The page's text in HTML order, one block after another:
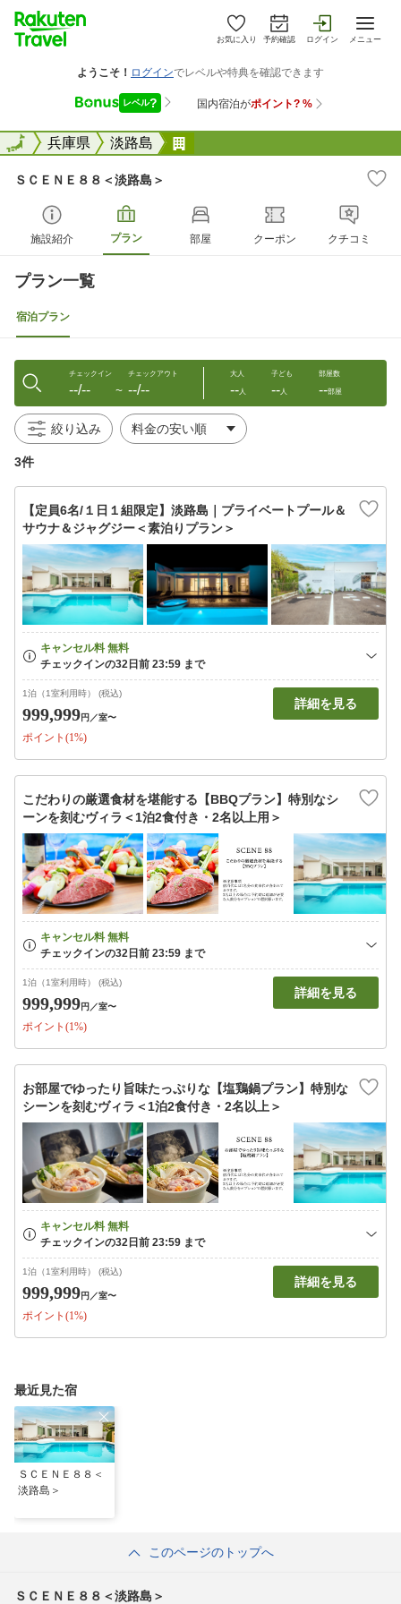
お気に入り 予約確認 ログイン メニュー
全国兵庫県 淡路島
全国
ＳＣＥＮＥ８８＜淡路島＞
施設紹介 プラン 部屋 クーポン クチコミ
プラン一覧
宿泊プラン
チェックイン
--/-- 〜
チェックアウト
--/--
大人
--人
子ども
--人
部屋数
--部屋
絞り込み
3件
【定員6名/１日１組限定】淡路島｜プライベートプール＆
サウナ＆ジャグジー＜素泊りプラン＞
1泊（1室利用時） (税込)
999,999円 ／室〜
ポイント(1%)
詳細を見る
こだわりの厳選食材を堪能する【BBQプラン】特別なシ
ーンを刻むヴィラ＜1泊2食付き・2名以上用＞
1泊（1室利用時） (税込)
999,999円 ／室〜
ポイント(1%)
詳細を見る
お部屋でゆったり旨味たっぷりな【塩鶏鍋プラン】特別な
シーンを刻むヴィラ＜1泊2食付き・2名以上＞
1泊（1室利用時） (税込)
999,999円 ／室〜
ポイント(1%)
詳細を見る
最近見た宿
ＳＣＥＮＥ８８＜
淡路島＞
このページのトップへ
ＳＣＥＮＥ８８＜淡路島＞